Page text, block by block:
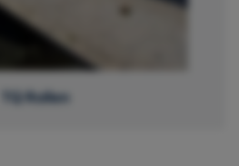
TQ Rollen